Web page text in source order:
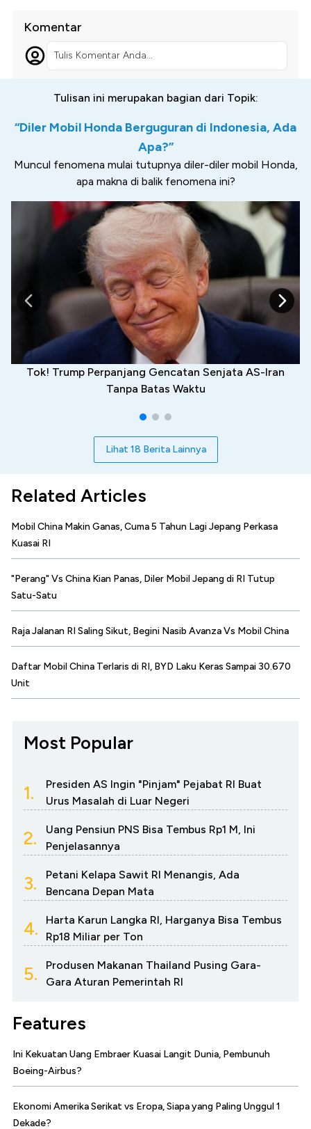
Komentar
Tulis Komentar Anda...
Tulisan ini merupakan bagian dari Topik:
“Diler Mobil Honda Berguguran di Indonesia, Ada
Apa?”
Muncul fenomena mulai tutupnya diler-diler mobil Honda,
apa makna di balik fenomena ini?
Tok! Trump Perpanjang Gencatan Senjata AS-Iran
Tanpa Batas Waktu
Lihat 18 Berita Lainnya
Related Articles
Mobil China Makin Ganas, Cuma 5 Tahun Lagi Jepang Perkasa
Kuasai RI
"Perang" Vs China Kian Panas, Diler Mobil Jepang di RI Tutup
Satu-Satu
Raja Jalanan RI Saling Sikut, Begini Nasib Avanza Vs Mobil China
Daftar Mobil China Terlaris di RI, BYD Laku Keras Sampai 30.670
Unit
Most Popular
1.
Presiden AS Ingin "Pinjam" Pejabat RI Buat
Urus Masalah di Luar Negeri
2.
Uang Pensiun PNS Bisa Tembus Rp1 M, Ini
Penjelasannya
3.
Petani Kelapa Sawit RI Menangis, Ada
Bencana Depan Mata
4.
Harta Karun Langka RI, Harganya Bisa Tembus
Rp18 Miliar per Ton
5.
Produsen Makanan Thailand Pusing Gara-
Gara Aturan Pemerintah RI
Features
Ini Kekuatan Uang Embraer Kuasai Langit Dunia, Pembunuh
Boeing-Airbus?
Ekonomi Amerika Serikat vs Eropa, Siapa yang Paling Unggul 1
Dekade?